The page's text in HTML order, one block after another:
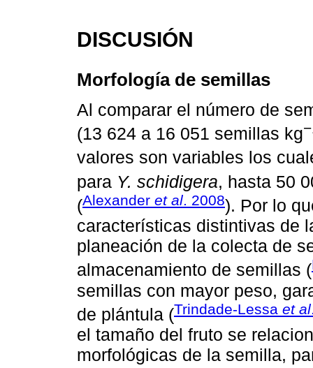
DISCUSIÓN
Morfología de semillas
Al comparar el número de
(13 624 a 16 051 semillas kg
valores son variables los
para Y. schidigera, hasta 50
(Alexander et al. 2008). Por lo
características distintivas de
planeación de la colecta de
almacenamiento de semillas (
semillas con mayor peso,
de plántula (Trindade-Lessa et al
el tamaño del fruto se
morfológicas de la semilla,